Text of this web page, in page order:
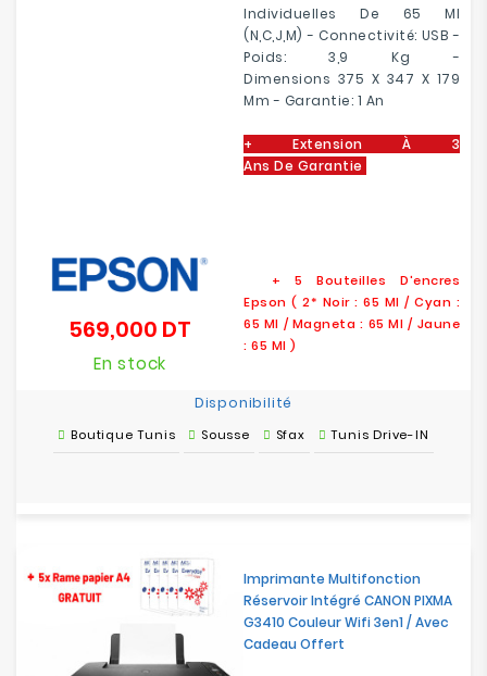
Individuelles De 65 Ml
(N,C,J,M) - Connectivité: USB -
Poids: 3,9 Kg -
Dimensions 375‎ X 347 X 179
Mm - Garantie: 1 An
+ Extension À 3
Ans De Garantie
+ 5 Bouteilles D'encres
Epson ( 2* Noir : 65 Ml / Cyan :
65 Ml / Magneta : 65 Ml / Jaune
: 65 Ml )
569,000 DT
En stock
Disponibilité
Boutique Tunis Sousse Sfax Tunis Drive-IN
Imprimante Multifonction
Réservoir Intégré CANON PIXMA
G3410 Couleur Wifi 3en1 / Avec
Cadeau Offert